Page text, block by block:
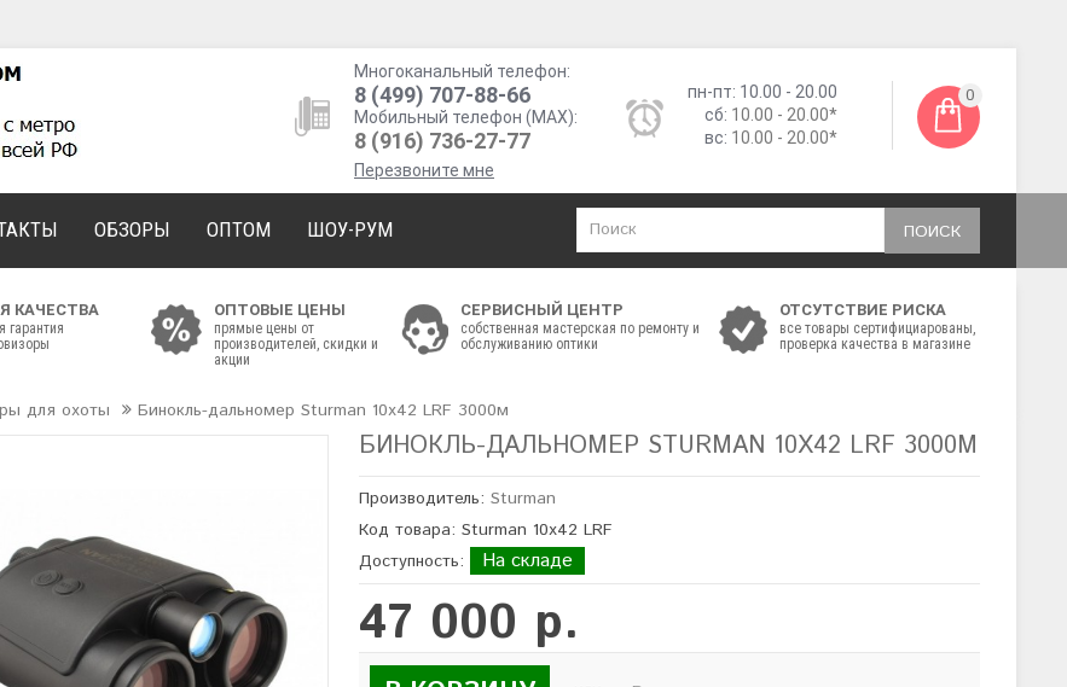
Многоканальный телефон:
8 (499) 707-88-66
Мобильный телефон (MAX):
8 (916) 736-27-77
Перезвоните мне
пн-пт: 10.00 - 20.00
сб: 10.00 - 20.00*
вс: 10.00 - 20.00*
0
ПОИСК
ОБЗОРЫ ОПТОМ ШОУ-РУМ
КАЧЕСТВА
гарантия
ОПТОВЫЕ ЦЕНЫ
прямые цены от
производителей, скидки и
акции
СЕРВИСНЫЙ ЦЕНТР
собственная мастерская по ремонту и
обслуживанию оптики
ОТСУТСТВИЕ РИСКА
все товары сертифициарованы,
проверка качества в магазине
для охоты Бинокль-дальномер Sturman 10x42 LRF 3000м
БИНОКЛЬ-ДАЛЬНОМЕР STURMAN 10X42 LRF 3000М
Производитель:Sturman
Код товара: Sturman 10x42 LRF
Доступность:
На складе
47 000 р.